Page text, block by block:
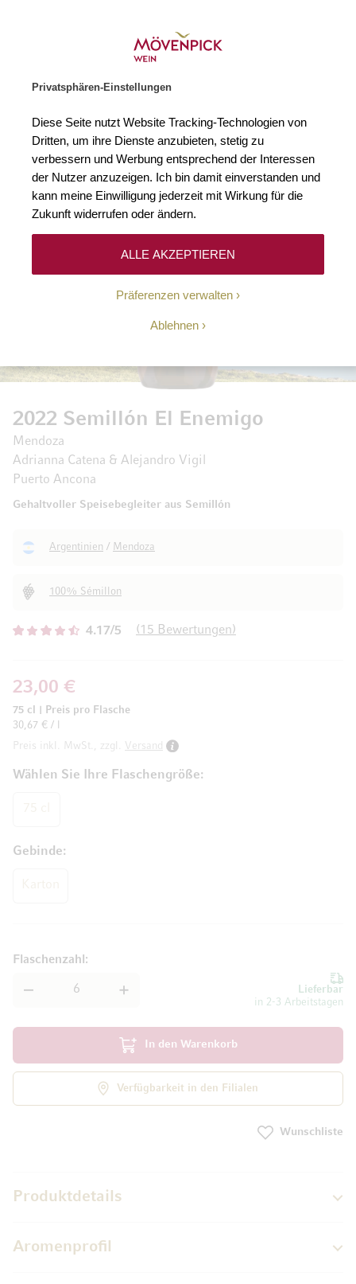
Privatsphären-Einstellungen
Diese Seite nutzt Website Tracking-Technologien von
Dritten, um ihre Dienste anzubieten, stetig zu
verbessern und Werbung entsprechend der Interessen
der Nutzer anzuzeigen. Ich bin damit einverstanden und
kann meine Einwilligung jederzeit mit Wirkung für die
Zukunft widerrufen oder ändern.
Präferenzen verwalten
Ablehnen
ALLE AKZEPTIEREN
4.17/5 15 Bewertungen
2022 Semillón El Enemigo
Mendoza
Adrianna Catena & Alejandro Vigil
Puerto Ancona
Gehaltvoller Speisebegleiter aus Semillón
Argentinien / Mendoza
100% Sémillon
Wählen Sie Ihre Flaschengröße
Gebinde
23,00 €
75 cl
Preis pro Flasche
30,67 € / l
Preis inkl. MwSt., zzgl.
Versand
Lieferbar
in 2-3 Arbeitstagen
Flaschenzahl
In den Warenkorb
Verfügbarkeit in den Filialen
Wunschliste
Zum Ende der Bildgalerie springen
Zum Anfang der
Produktdetails
Aromenprofil